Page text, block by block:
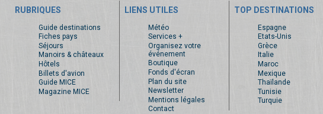
RUBRIQUES
Guide destinations
Fiches pays
Séjours
Manoirs & châteaux
Hôtels
Billets d'avion
Guide MICE
Magazine MICE
LIENS UTILES
Météo
Services +
Organisez votre
événement
Boutique
Fonds d'écran
Plan du site
Newsletter
Mentions légales
Contact
TOP DESTINATIONS
Espagne
Etats-Unis
Grèce
Italie
Maroc
Mexique
Thaïlande
Tunisie
Turquie